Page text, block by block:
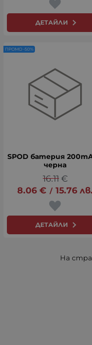
ДЕТАЙЛИ
SPOD батерия
черна
16.11 €
8.06 € / 15.76 лв.
ДЕТАЙЛИ
ПРОМО -50%
На